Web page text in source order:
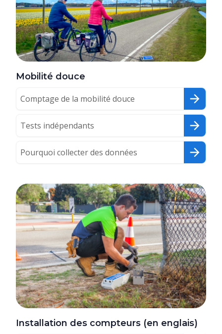
Mobilité douce
Comptage de la mobilité douce
Tests indépendants
Pourquoi collecter des données
Installation des compteurs (en englais)